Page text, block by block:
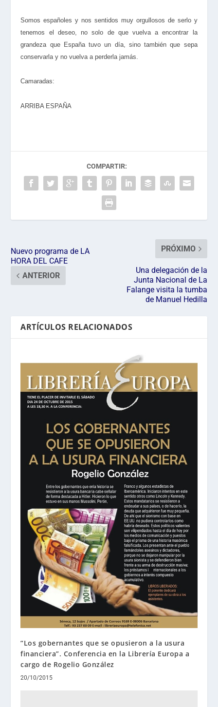
Somos españoles y nos sentidos muy orgullosos de serlo y
tenemos el deseo, no solo de que vuelva a encontrar la
grandeza que España tuvo un día, sino también que sepa
conservarla y no vuelva a perderla jamás.
Camaradas:
ARRIBA ESPAÑA
COMPARTIR:
Nuevo programa de LA
HORA DEL CAFE
ANTERIOR
PRÓXIMO
Una delegación de la
Junta Nacional de La
Falange visita la tumba
de Manuel Hedilla
ARTÍCULOS RELACIONADOS
“Los gobernantes que se opusieron a la usura
financiera”. Conferencia en la Librería Europa a
cargo de Rogelio González
20/10/2015